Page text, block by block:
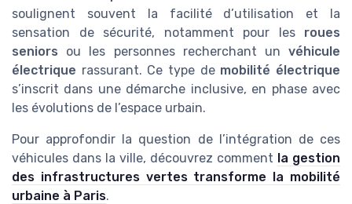
soulignent souvent la facilité d’utilisation et la
sensation de sécurité, notamment pour les roues
seniors ou les personnes recherchant un véhicule
électrique rassurant. Ce type de mobilité électrique
s’inscrit dans une démarche inclusive, en phase avec
les évolutions de l’espace urbain.
Pour approfondir la question de l’intégration de ces
véhicules dans la ville, découvrez comment la gestion
des infrastructures vertes transforme la mobilité
urbaine à Paris.